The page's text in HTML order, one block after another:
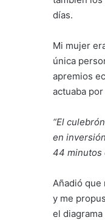
días.
Mi mujer
única
apremios
actuaba
“El
en
44 minutos
Añadió que
y me
el